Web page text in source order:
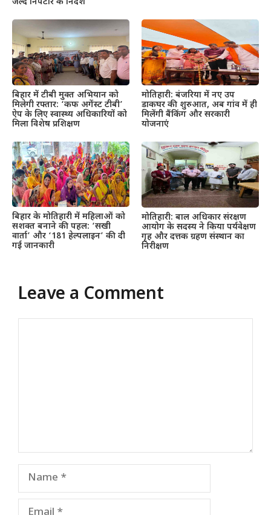
बिहार में टीबी मुक्त अभियान को
मिलेगी रफ्तार: ‘कफ अगेंस्ट टीबी’
ऐप के लिए स्वास्थ्य अधिकारियों को
मिला विशेष प्रशिक्षण
मोतिहारी: बंजरिया में नए उप
डाकघर की शुरुआत, अब गांव में ही
मिलेंगी बैंकिंग और सरकारी
योजनाएं
बिहार के मोतिहारी में महिलाओं को
सशक्त बनाने की पहल: ‘सखी
वार्ता’ और ‘181 हेल्पलाइन’ की दी
गई जानकारी
मोतिहारी: बाल अधिकार संरक्षण
आयोग के सदस्य ने किया पर्यवेक्षण
गृह और दत्तक ग्रहण संस्थान का
निरीक्षण
Leave a Comment
Name
Email